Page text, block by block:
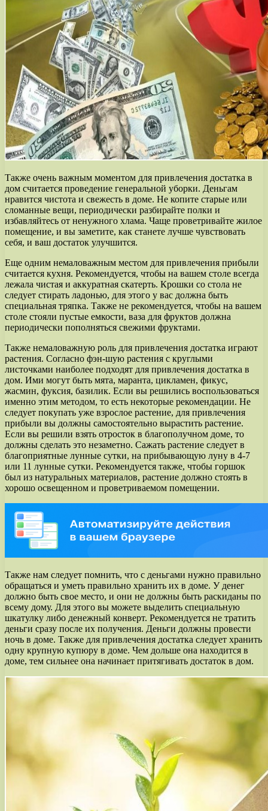
Также очень важным моментом для привлечения достатка в
дом считается проведение генеральной уборки. Деньгам
нравится чистота и свежесть в доме. Не копите старые или
сломанные вещи, периодически разбирайте полки и
избавляйтесь от ненужного хлама. Чаще проветривайте жилое
помещение, и вы заметите, как станете лучше чувствовать
себя, и ваш достаток улучшится.
Еще одним немаловажным местом для привлечения прибыли
считается кухня. Рекомендуется, чтобы на вашем столе всегда
лежала чистая и аккуратная скатерть. Крошки со стола не
следует стирать ладонью, для этого у вас должна быть
специальная тряпка. Также не рекомендуется, чтобы на вашем
столе стояли пустые емкости, ваза для фруктов должна
периодически пополняться свежими фруктами.
Также немаловажную роль для привлечения достатка играют
растения. Согласно фэн-шую растения с круглыми
листочками наиболее подходят для привлечения достатка в
дом. Ими могут быть мята, маранта, цикламен, фикус,
жасмин, фуксия, базилик. Если вы решились воспользоваться
именно этим методом, то есть некоторые рекомендации. Не
следует покупать уже взрослое растение, для привлечения
прибыли вы должны самостоятельно вырастить растение.
Если вы решили взять отросток в благополучном доме, то
должны сделать это незаметно. Сажать растение следует в
благоприятные лунные сутки, на прибывающую луну в 4-7
или 11 лунные сутки. Рекомендуется также, чтобы горшок
был из натуральных материалов, растение должно стоять в
хорошо освещенном и проветриваемом помещении.
Также нам следует помнить, что с деньгами нужно правильно
обращаться и уметь правильно хранить их в доме. У денег
должно быть свое место, и они не должны быть раскиданы по
всему дому. Для этого вы можете выделить специальную
шкатулку либо денежный конверт. Рекомендуется не тратить
деньги сразу после их получения. Деньги должны провести
ночь в доме. Также для привлечения достатка следует хранить
одну крупную купюру в доме. Чем дольше она находится в
доме, тем сильнее она начинает притягивать достаток в дом.